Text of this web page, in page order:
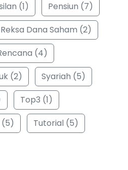
(1)
Pensiun (7)
Reksa Dana Saham (2)
(4)
(2)
Syariah (5)
Top3 (1)
(5)
Tutorial (5)